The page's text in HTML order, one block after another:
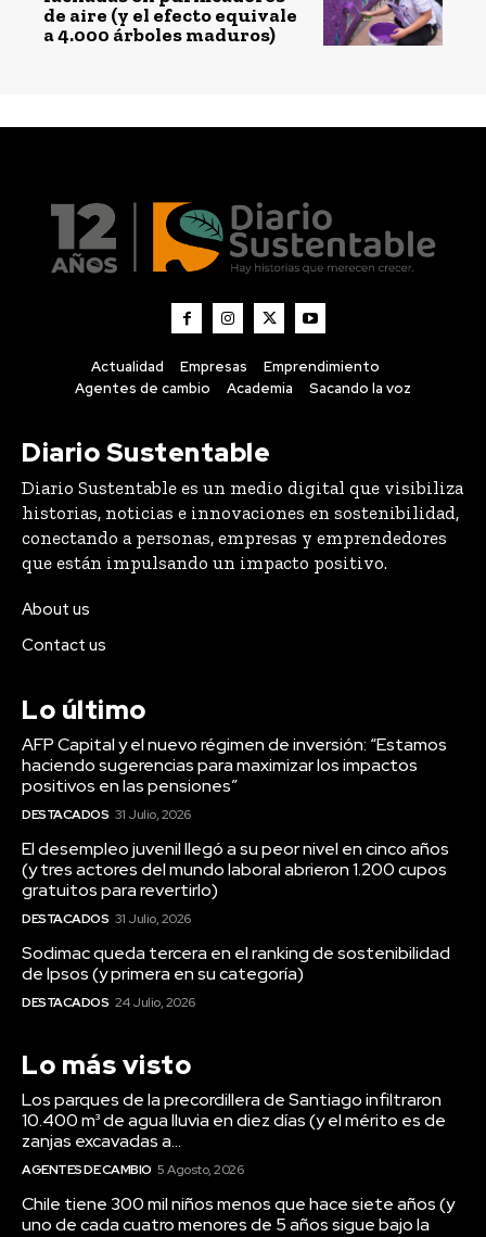
de aire (y el efecto equivale
a 4.000 árboles maduros)
Actualidad Empresas
Emprendimiento
Agentes de cambio
Academia Sacando la voz
Diario Sustentable
Diario Sustentable es un medio digital que visibiliza
historias, noticias e innovaciones en sostenibilidad,
conectando a personas, empresas y emprendedores
que están impulsando un impacto positivo.
About us
Contact us
Lo último
AFP Capital y el nuevo régimen de inversión: “Estamos
haciendo sugerencias para maximizar los impactos
positivos en las pensiones”
DESTACADOS 31 Julio, 2026
El desempleo juvenil llegó a su peor nivel en cinco años
(y tres actores del mundo laboral abrieron 1.200 cupos
gratuitos para revertirlo)
DESTACADOS 31 Julio, 2026
Sodimac queda tercera en el ranking de sostenibilidad
de Ipsos (y primera en su categoría)
DESTACADOS 24 Julio, 2026
Lo más visto
Los parques de la precordillera de Santiago infiltraron
10.400 m³ de agua lluvia en diez días (y el mérito es de
zanjas excavadas a...
AGENTES DE CAMBIO 5 Agosto, 2026
Chile tiene 300 mil niños menos que hace siete años (y
uno de cada cuatro menores de 5 años sigue bajo la